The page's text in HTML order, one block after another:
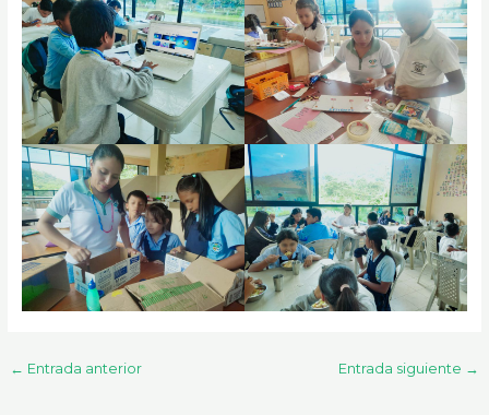
← Entrada anterior Entrada siguiente →